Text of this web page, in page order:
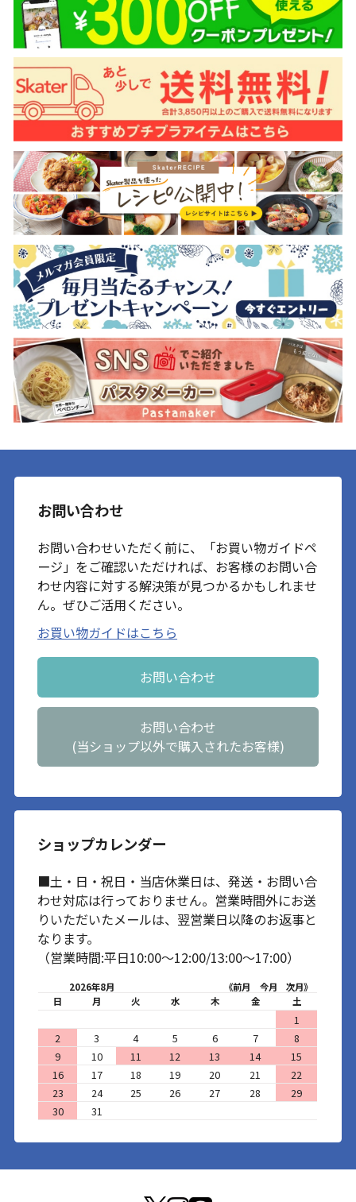
お問い合わせ
お問い合わせいただく前に、「お買い物ガイドペ
ージ」をご確認いただければ、お客様のお問い合
わせ内容に対する解決策が見つかるかもしれませ
ん。ぜひご活用ください。
お買い物ガイドはこちら
お問い合わせ
お問い合わせ
(当ショップ以外で購入されたお客様)
ショップカレンダー
■土・日・祝日・当店休業日は、発送・お問い合
わせ対応は行っておりません。営業時間外にお送
りいただいたメールは、翌営業日以降のお返事と
なります。
（営業時間:平日10:00～12:00/13:00～17:00）
2026年8月 《前月 今月
次月》
日
月 火 水 木 金 土
1
2
3 4 5 6 7
8
9
10 11 12 13 14
15
16
17 18 19 20 21
22
23
24 25 26 27 28
29
30
31